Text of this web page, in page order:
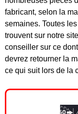
fabricant, selon la
semaines. Toutes
trouvent sur notre
conseiller sur ce
devrez retourner la
ce qui suit lors de la